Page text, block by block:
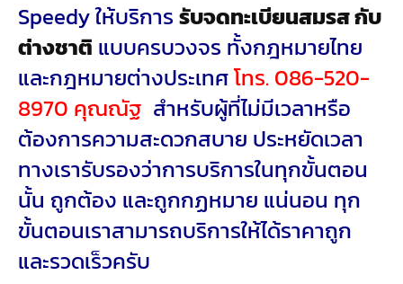
Speedy ให้บริการ รับจดทะเบียนสมรส กับ
ต่างชาติ แบบครบวงจร ทั้งกฎหมายไทย
และกฎหมายต่างประเทศโทร. 086-520-
8970 คุณณัฐ สำหรับผู้ที่ไม่มีเวลาหรือ
ต้องการความสะดวกสบาย ประหยัดเวลา
ทางเรารับรองว่าการบริการในทุกขั้นตอน
นั้น ถูกต้อง และถูกกฏหมาย แน่นอน ทุก
ขั้นตอนเราสามารถบริการให้ได้ราคาถูก
และรวดเร็วครับ